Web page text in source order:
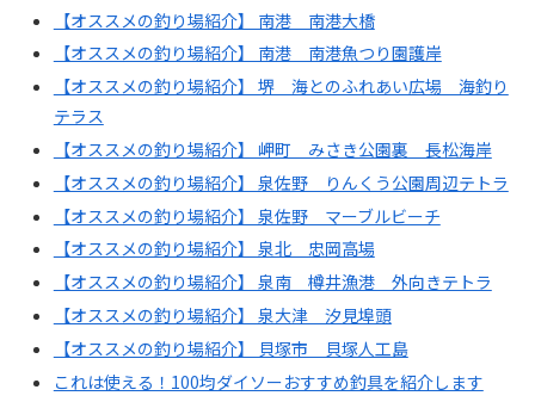
【オススメの釣り場紹介】 南港 南港大橋
【オススメの釣り場紹介】 南港 南港魚つり園護岸
【オススメの釣り場紹介】 堺 海とのふれあい広場 海釣り
テラス
【オススメの釣り場紹介】 岬町 みさき公園裏 長松海岸
【オススメの釣り場紹介】 泉佐野 りんくう公園周辺テトラ
【オススメの釣り場紹介】 泉佐野 マーブルビーチ
【オススメの釣り場紹介】 泉北 忠岡高場
【オススメの釣り場紹介】 泉南 樽井漁港 外向きテトラ
【オススメの釣り場紹介】 泉大津 汐見埠頭
【オススメの釣り場紹介】 貝塚市 貝塚人工島
これは使える！100均ダイソーおすすめ釣具を紹介します